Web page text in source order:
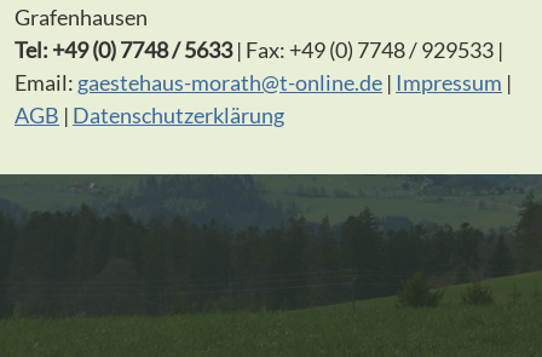
Grafenhausen
Tel: +49 (0) 7748 / 5633| Fax: +49 (0) 7748 / 929533 |
Email: gaestehaus-morath@t-online.de | Impressum |
AGB | Datenschutzerklärung